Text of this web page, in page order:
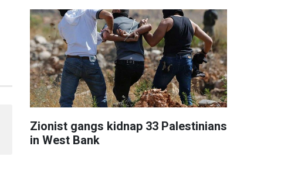
Zionist gangs kidnap 33 Palestinians
in West Bank